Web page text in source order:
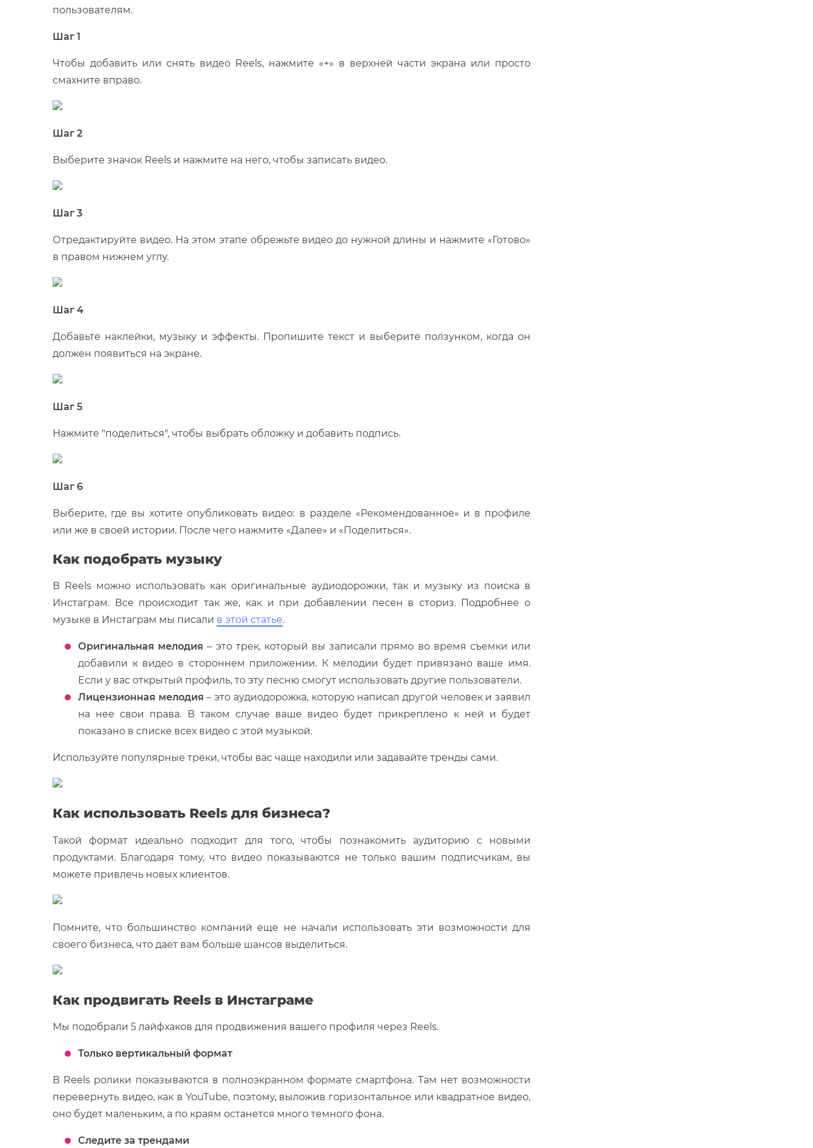
пользователям.
Шаг 1
Чтобы добавить или снять видео Reels, нажмите «+» в верхней части экрана или просто
смахните вправо.
Шаг 2
Выберите значок Reels и нажмите на него, чтобы записать видео.
Шаг 3
Отредактируйте видео. На этом этапе обрежьте видео до нужной длины и нажмите «Готово»
в правом нижнем углу.
Шаг 4
Добавьте наклейки, музыку и эффекты. Пропишите текст и выберите ползунком, когда он
должен появиться на экране.
Шаг 5
Нажмите "поделиться", чтобы выбрать обложку и добавить подпись.
Шаг 6
Выберите, где вы хотите опубликовать видео: в разделе «Рекомендованное» и в профиле
или же в своей истории. После чего нажмите «Далее» и «Поделиться».
Как подобрать музыку
В Reels можно использовать как оригинальные аудиодорожки, так и музыку из поиска в
Инстаграм. Все происходит так же, как и при добавлении песен в сториз. Подробнее о
музыке в Инстаграм мы писали в этой статье.
Оригинальная мелодия – это трек, который вы записали прямо во время съемки или
добавили к видео в стороннем приложении. К мелодии будет привязано ваше имя.
Если у вас открытый профиль, то эту песню смогут использовать другие пользователи.
Лицензионная мелодия– это аудиодорожка, которую написал другой человек и заявил
на нее свои права. В таком случае ваше видео будет прикреплено к ней и будет
показано в списке всех видео с этой музыкой.
Используйте популярные треки, чтобы вас чаще находили или задавайте тренды сами.
Как использовать Reels для бизнеса?
Такой формат идеально подходит для того, чтобы познакомить аудиторию с новыми
продуктами. Благодаря тому, что видео показываются не только вашим подписчикам, вы
можете привлечь новых клиентов.
Помните, что большинство компаний еще не начали использовать эти возможности для
своего бизнеса, что дает вам больше шансов выделиться.
Как продвигать Reels в Инстаграме
Мы подобрали 5 лайфхаков для продвижения вашего профиля через Reels.
Только вертикальный формат
В Reels ролики показываются в полноэкранном формате смартфона. Там нет возможности
перевернуть видео, как в YouTube, поэтому, выложив горизонтальное или квадратное видео,
оно будет маленьким, а по краям останется много темного фона.
Следите за трендами